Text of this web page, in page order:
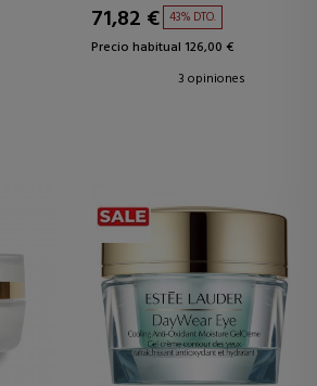
71,82 € 43% DTO.
Precio habitual 126,00 €
3 opiniones